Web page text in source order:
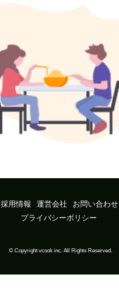
採用情報 運営会社 お問い合わせ
プライバシーポリシー
© Copyright vcook inc. All Rights Reserved.